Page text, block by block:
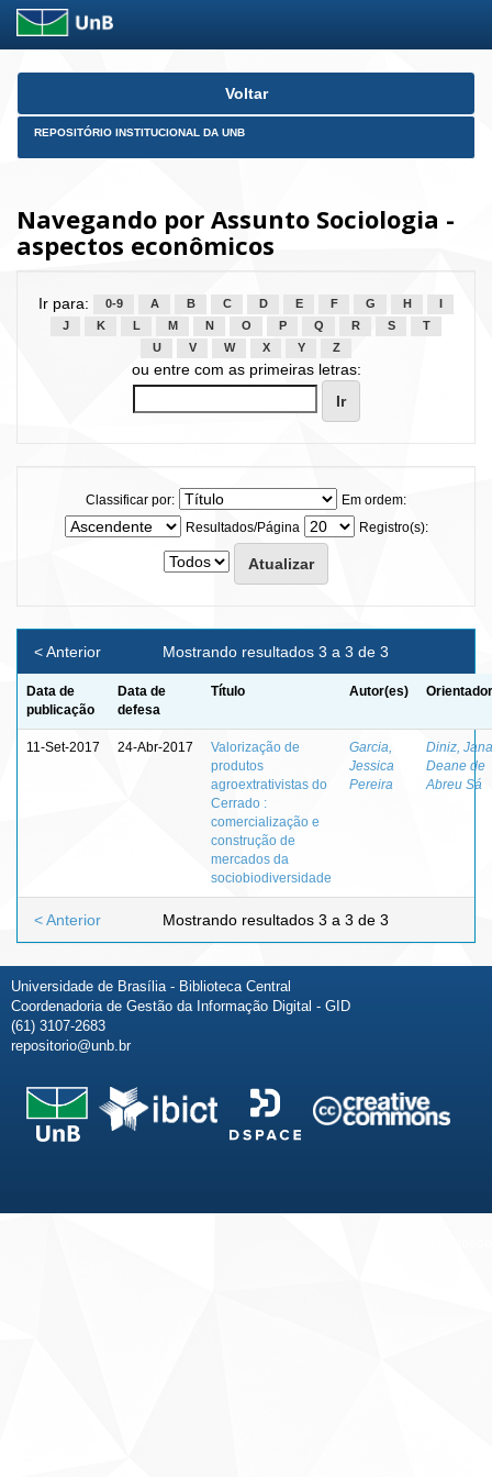
Skip
Voltar
REPOSITÓRIO INSTITUCIONAL DA UNB
Navegando por Assunto Sociologia -
aspectos econômicos
Ir para: 0-9 A B C D E F G H
J
K L M N O P Q R S
T
U
V W X Y Z
ou entre com as primeiras letras:
Classificar por:
Em ordem:
Resultados/Página
Registro(s):
Mostrando resultados 3 a 3 de 3
< Anterior
Data de
publicação
Data de
defesa
Título Autor(es)
11-Set-2017 24-Abr-2017
Valorização de
produtos
agroextrativistas do
Cerrado :
comercialização e
construção de
mercados da
sociobiodiversidade
Garcia,
Jessica
Pereira
Diniz,
Deane de
Abreu Sá
Mostrando resultados 3 a 3 de 3
< Anterior
Universidade de Brasília - Biblioteca Central
Coordenadoria de Gestão da Informação Digital - GID
(61) 3107-2683
repositorio@unb.br